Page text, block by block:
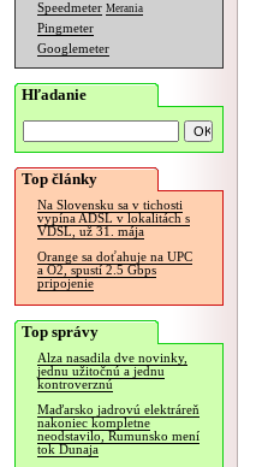
Speedmeter Merania
Pingmeter
Googlemeter
Hľadanie
Top články
Na Slovensku sa v tichosti
vypína ADSL v lokalitách s
VDSL, už 31. mája
Orange sa doťahuje na UPC
a O2, spustí 2.5 Gbps
pripojenie
Top správy
Alza nasadila dve novinky,
jednu užitočnú a jednu
kontroverznú
Maďarsko jadrovú elektráreň
nakoniec kompletne
neodstavilo, Rumunsko mení
tok Dunaja